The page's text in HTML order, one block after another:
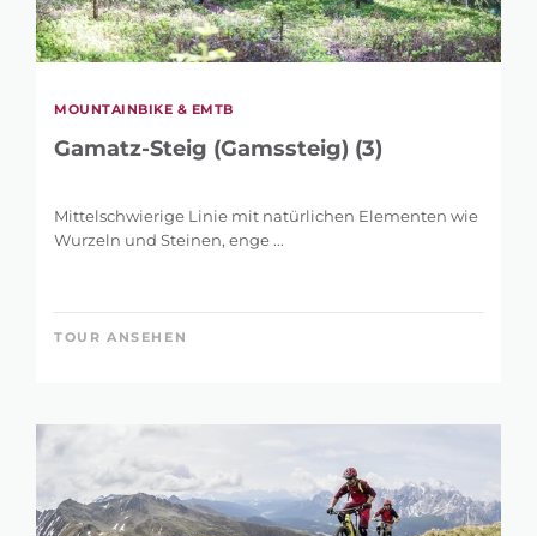
MOUNTAINBIKE & EMTB
Gamatz-Steig (Gamssteig) (3)
Mittelschwierige Linie mit natürlichen Elementen wie
Wurzeln und Steinen, enge ...
TOUR ANSEHEN